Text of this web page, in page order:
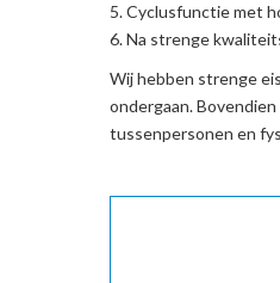
Cyclusfunctie met
Na strenge
Wij hebben strenge
ondergaan.
tussenpersonen en